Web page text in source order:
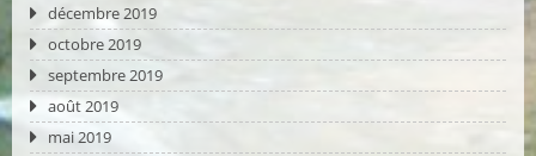
décembre 2019
octobre 2019
septembre 2019
août 2019
mai 2019